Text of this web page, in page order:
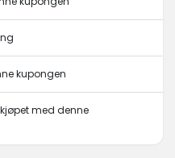
kupongen
med denne